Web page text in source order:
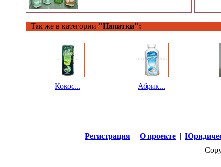
Так же в категории "Напитки":
Кокос... Абрик...
| Регистрация | О проекте |